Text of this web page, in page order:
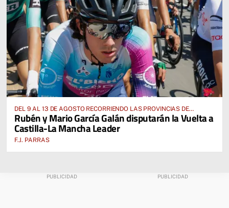
DEL 9 AL 13 DE AGOSTO RECORRIENDO LAS PROVINCIAS DE
CUENCA, ALBACETE, TOLEDO Y CIUDAD REAL
Rubén y Mario García Galán disputarán la Vuelta a
Castilla-La Mancha Leader
F.J. PARRAS